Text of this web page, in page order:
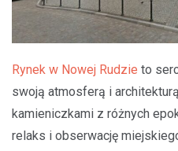
Rynek w Nowej Rudzie to
swoją atmosferą i
kamieniczkami z różnych
relaks i obserwację